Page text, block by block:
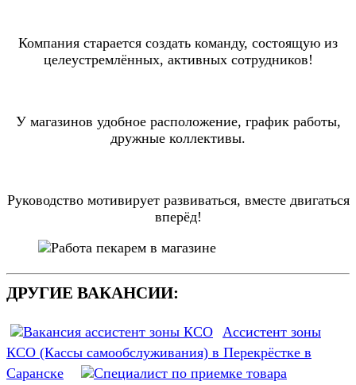
Компания старается создать команду, состоящую из
целеустремлённых, активных сотрудников!
У магазинов удобное расположение, график работы,
дружные коллективы.
Руководство мотивирует развиваться, вместе двигаться
вперёд!
ДРУГИЕ ВАКАНСИИ:
Ассистент зоны
КСО (Кассы самообслуживания) в Перекрёстке в
Саранске